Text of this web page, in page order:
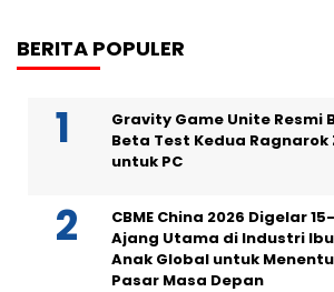
BERITA POPULER
Gravity Game Unite Resmi
Beta Test Kedua Ragnarok
untuk PC
CBME China 2026 Digelar
Ajang Utama di Industri
Anak Global untuk
Pasar Masa Depan